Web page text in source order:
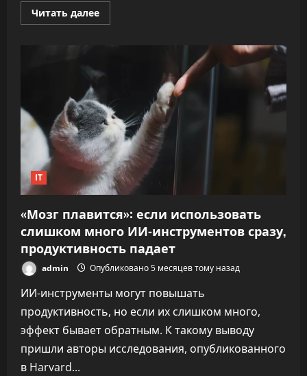
Читать далееПрочитать
больше
уволила
команды,
чтобы
в
ИИ
IT
«Мозг плавится»: если использовать
слишком много ИИ-инструментов сразу,
продуктивность падает
admin Опубликовано 5 месяцев тому назад
ИИ-инструменты могут повышать
продуктивность, но если их слишком много,
эффект бывает обратным. К такому выводу
пришли авторы исследования, опубликованного
в Harvard...